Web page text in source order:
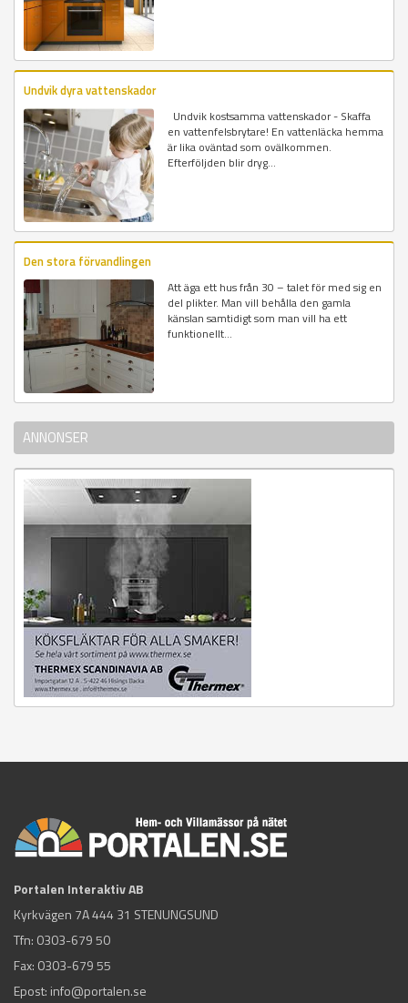
Undvik dyra vattenskador
Undvik kostsamma vattenskador - Skaffa
en vattenfelsbrytare! En vattenläcka hemma
är lika oväntad som ovälkommen.
Efterföljden blir dryg...
Den stora förvandlingen
Att äga ett hus från 30 – talet för med sig en
del plikter. Man vill behålla den gamla
känslan samtidigt som man vill ha ett
funktionellt...
ANNONSER
Portalen Interaktiv AB
Kyrkvägen 7A 444 31 STENUNGSUND
Tfn: 0303-679 50
Fax: 0303-679 55
Epost: info@portalen.se